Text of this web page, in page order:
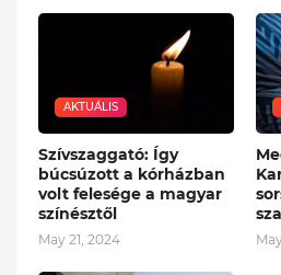
AKTUÁLIS
Szívszaggató: Így
búcsúzott a kórházban
volt felesége a magyar
színésztől
May 21, 2024